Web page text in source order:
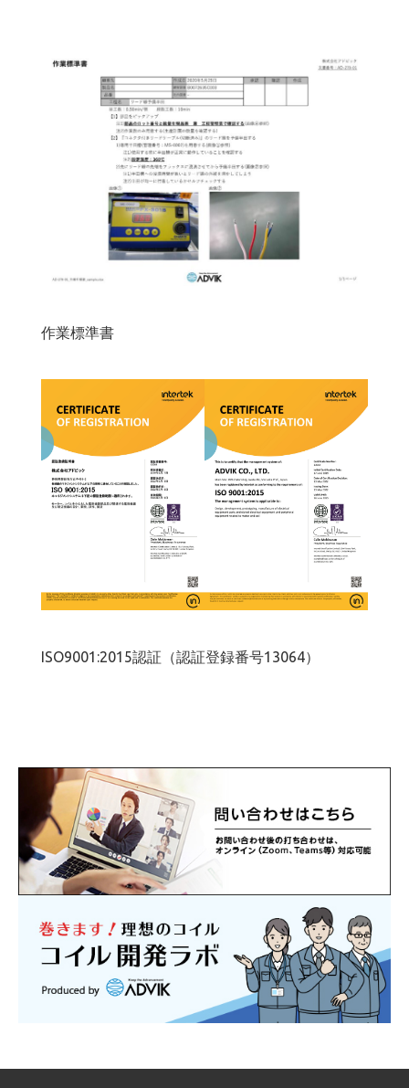
作業標準書
ISO9001:2015認証（認証登録番号13064）